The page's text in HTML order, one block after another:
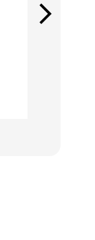
arrow_forward_ios